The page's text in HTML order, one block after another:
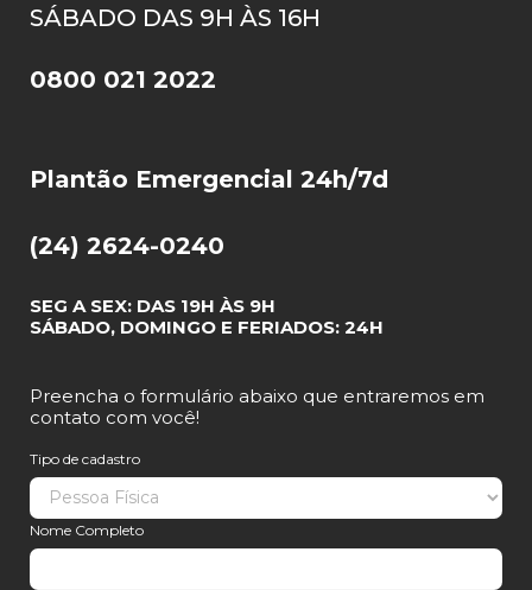
SÁBADO DAS 9H ÀS 16H
0800 021 2022
Plantão Emergencial 24h/7d
(24) 2624-0240
SEG A SEX: DAS 19H ÀS 9H
SÁBADO, DOMINGO E FERIADOS: 24H
Preencha o formulário abaixo que entraremos em
contato com você!
Tipo de cadastro
Nome Completo